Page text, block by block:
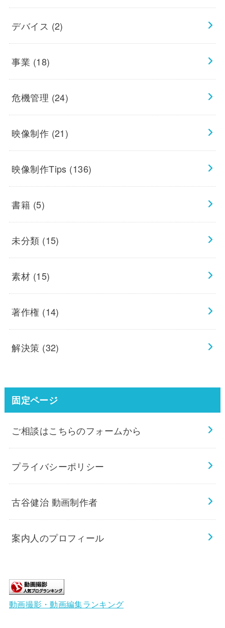
デバイス (2)
事業 (18)
危機管理 (24)
映像制作 (21)
映像制作Tips (136)
書籍 (5)
未分類 (15)
素材 (15)
著作権 (14)
解決策 (32)
固定ページ
ご相談はこちらのフォームから
プライバシーポリシー
古谷健治 動画制作者
案内人のプロフィール
動画撮影・動画編集ランキング